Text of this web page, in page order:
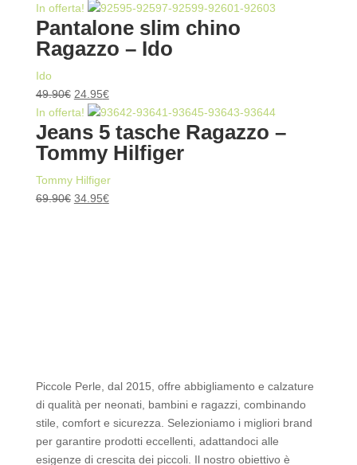
prezzo
originale
era:
19.90€.
prezzo
attuale
è:
In offerta!
Pantalone slim chino
Ragazzo – Ido
Ido
49.90€ Il
prezzo
originale
era:
49.90€.
24.95€Il
prezzo
attuale
è:
In offerta!
Jeans 5 tasche Ragazzo –
Tommy Hilfiger
Tommy Hilfiger
69.90€ Il
34.95€Il
Piccole Perle, dal 2015, offre abbigliamento e calzature
di qualità per neonati, bambini e ragazzi, combinando
stile, comfort e sicurezza. Selezioniamo i migliori brand
per garantire prodotti eccellenti, adattandoci alle
esigenze di crescita dei piccoli. Il nostro obiettivo è